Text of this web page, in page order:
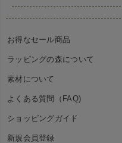
お得なセール商品
ラッピングの森について
素材について
よくある質問（FAQ)
ショッピングガイド
新規会員登録